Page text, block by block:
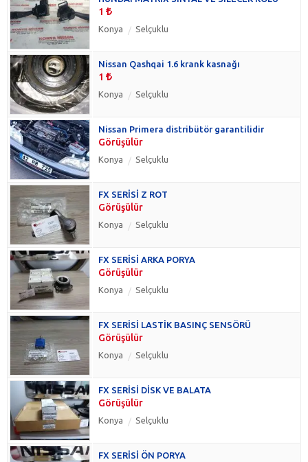
1
Konya Selçuklu
Nissan Qashqai 1.6 krank kasnağı
1
Konya Selçuklu
Nissan Primera distribütör garantilidir
Görüşülür
Konya Selçuklu
FX SERİSİ Z ROT
Görüşülür
Konya Selçuklu
FX SERİSİ ARKA PORYA
Görüşülür
Konya Selçuklu
FX SERİSİ LASTİK BASINÇ SENSÖRÜ
Görüşülür
Konya Selçuklu
FX SERİSİ DİSK VE BALATA
Görüşülür
Konya Selçuklu
FX SERİSİ ÖN PORYA